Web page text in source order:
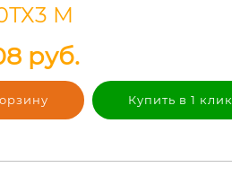
М
руб.
Купить в 1 клик